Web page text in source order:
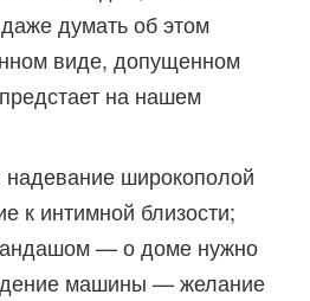
думать об этом
виде, допущенном
на нашем
широкополой
к интимной близости;
— о доме нужно
машины — желание